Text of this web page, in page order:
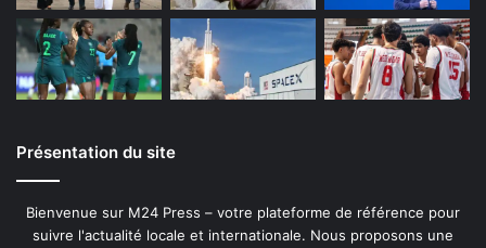
Présentation du site
Bienvenue sur M24 Press – votre plateforme de référence pour
suivre l'actualité locale et internationale. Nous proposons une